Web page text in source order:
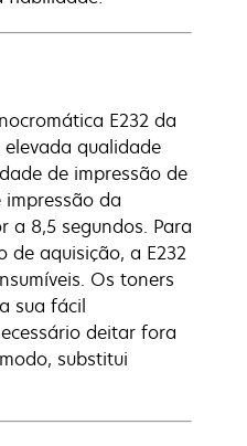
E232 da
qualidade
de impressão de
impressão da
a 8,5 segundos. Para
de aquisição, a E232
Os toners
sua fácil
deitar fora
substitui